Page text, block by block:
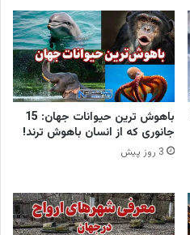
باهوش ترین حیوانات جهان: 15
جانوری که از انسان باهوش ترند!
3 روز پیش